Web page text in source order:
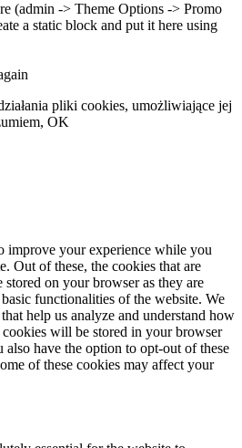
(admin -> Theme Options -> Promo
a static block and put it here using
pliki cookies, umożliwiające jej
OK
improve your experience while you
Out of these, the cookies that are
stored on your browser as they are
functionalities of the website. We
help us analyze and understand how
will be stored in your browser
have the option to opt-out of these
of these cookies may affect your